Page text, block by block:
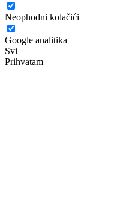
Neophodni kolačići
Google analitika
Svi
Prihvatam